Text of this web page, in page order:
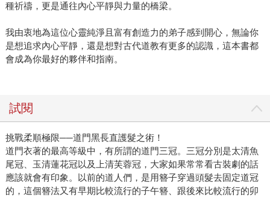
種祈禱，更是通往內心平靜與力量的橋梁。
我由衷地為這位心靈純淨且富有創造力的弟子感到開心，無論你
是想追求內心平靜，還是想對古代道教有更多的認識，這本書都
會成為你最好的夥伴和指南。
試閱
挑戰柔順極限──道門黑長直護髮之術！
道門衣著的最高等級中，有所謂的道門三冠。三冠分別是太清魚
尾冠、玉清蓮花冠以及上清芙蓉冠，大家如果常常看古裝劇的話
應該就會有印象。以前的道人們，是用簪子穿過頭髮去固定道冠
的，這個簪法又有早期比較流行的子午簪、跟後來比較流行的卯